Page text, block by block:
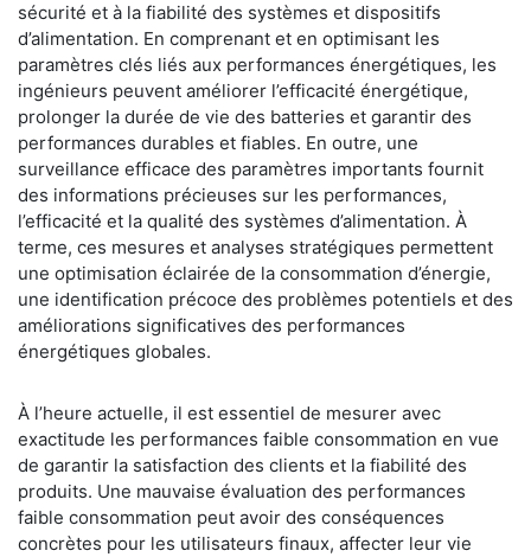
sécurité et à la fiabilité des systèmes et dispositifs
d’alimentation. En comprenant et en optimisant les
paramètres clés liés aux performances énergétiques, les
ingénieurs peuvent améliorer l’efficacité énergétique,
prolonger la durée de vie des batteries et garantir des
performances durables et fiables. En outre, une
surveillance efficace des paramètres importants fournit
des informations précieuses sur les performances,
l’efficacité et la qualité des systèmes d’alimentation. À
terme, ces mesures et analyses stratégiques permettent
une optimisation éclairée de la consommation d’énergie,
une identification précoce des problèmes potentiels et des
améliorations significatives des performances
énergétiques globales.
À l’heure actuelle, il est essentiel de mesurer avec
exactitude les performances faible consommation en vue
de garantir la satisfaction des clients et la fiabilité des
produits. Une mauvaise évaluation des performances
faible consommation peut avoir des conséquences
concrètes pour les utilisateurs finaux, affecter leur vie